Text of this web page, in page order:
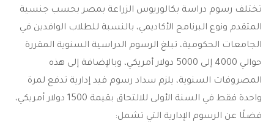
تختلف رسوم دراسة بكالوريوس الزراعة بمصربحسب جنسية
المتقدم ونوع البرنامج الأكاديمي، بالنسبة للطلاب الوافدين في
الجامعات الحكومية، تبلغ الرسوم الدراسية السنوية المقررة
حوالي 4000 إلى 5000 دولار أمريكي، وبالإضافة إلى هذه
المصروفات السنوية، يلزم سداد رسوم قيد إدارية تدفع لمرة
واحدة فقط في السنة الأولى للالتحاق بقيمة 1500 دولار أمريكي،
فضلًا عن الرسوم الإدارية التي تشمل: